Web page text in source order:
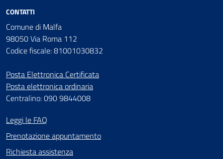
CONTATTI
Comune di Malfa
98050 Via Roma 112
Codice fiscale: 81001030832
Posta Elettronica Certificata
Posta elettronica ordinaria
Centralino: 090 9844008
Leggi le FAQ
Prenotazione appuntamento
Richiesta assistenza